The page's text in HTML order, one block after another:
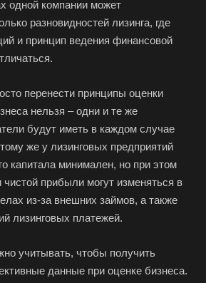
одной компании может
разновидностей лизинга, где
и принцип ведения финансовой
перенести принципы оценки
нельзя – одни и те же
будут иметь в каждом случае
же у лизинговых предприятий
капитала минимален, но при этом
чистой прибыли могут изменяться в
из-за внешних займов, а также
лизинговых платежей.
учитывать, чтобы получить
данные при оценке бизнеса.